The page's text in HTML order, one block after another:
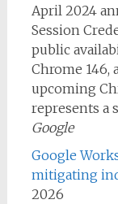
April 2024
Session
public
Chrome 146,
upcoming
represents a
Google
Google
mitigating
2026